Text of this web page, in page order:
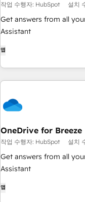
작업 수행자: HubSpot 설치
Get answers from all
Assistant
앱
OneDrive for Breeze
작업 수행자: HubSpot 설치
Get answers from all
Assistant
앱